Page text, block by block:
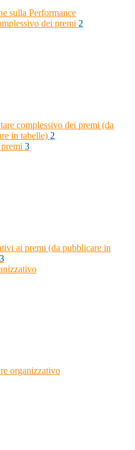
sulla Performance
dei premi 2
complessivo dei premi (da
in tabelle) 2
3
ai premi (da pubblicare in
3
organizzativo